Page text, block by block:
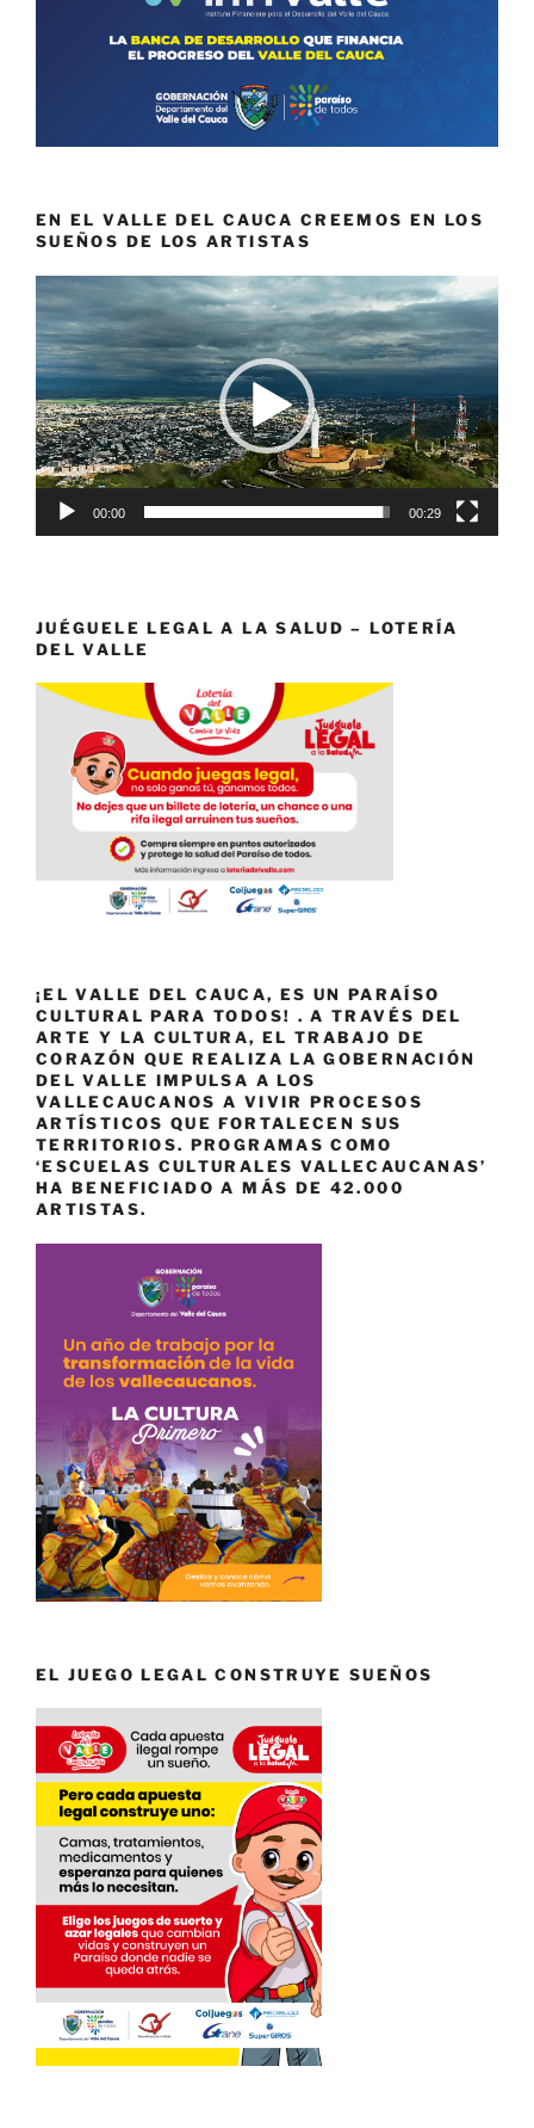
EN EL VALLE DEL CAUCA CREEMOS EN LOS
SUEÑOS DE LOS ARTISTAS
Reproductor
de
vídeo
00:00 00:29
JUÉGUELE LEGAL A LA SALUD – LOTERÍA
DEL VALLE
¡EL VALLE DEL CAUCA, ES UN PARAÍSO
CULTURAL PARA TODOS! . A TRAVÉS DEL
ARTE Y LA CULTURA, EL TRABAJO DE
CORAZÓN QUE REALIZA LA GOBERNACIÓN
DEL VALLE IMPULSA A LOS
VALLECAUCANOS A VIVIR PROCESOS
ARTÍSTICOS QUE FORTALECEN SUS
TERRITORIOS. PROGRAMAS COMO
‘ESCUELAS CULTURALES VALLECAUCANAS’
HA BENEFICIADO A MÁS DE 42.000
ARTISTAS.
EL JUEGO LEGAL CONSTRUYE SUEÑOS